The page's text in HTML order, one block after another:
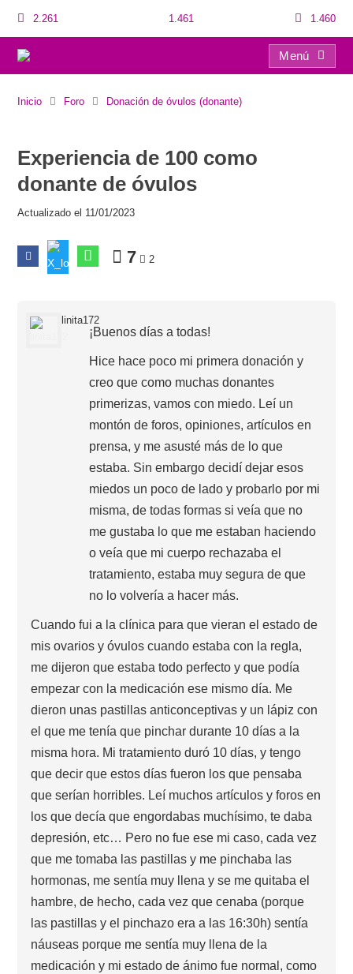
2.261 1.461 1.460
Menú
Inicio Foro Donación de óvulos (donante)
Experiencia de 100 como
donante de óvulos
Actualizado el 11/01/2023
7 2
linita172
¡Buenos días a todas!
Hice hace poco mi primera donación y
creo que como muchas donantes
primerizas, vamos con miedo. Leí un
montón de foros, opiniones, artículos en
prensa, y me asusté más de lo que
estaba. Sin embargo decidí dejar esos
miedos un poco de lado y probarlo por mi
misma, de todas formas si veía que no
me gustaba lo que me estaban haciendo
o veía que mi cuerpo rechazaba el
tratamiento, estaba muy segura de que
no lo volvería a hacer más.
Cuando fui a la clínica para que vieran el estado de
mis ovarios y óvulos cuando estaba con la regla,
me dijeron que estaba todo perfecto y que podía
empezar con la medicación ese mismo día. Me
dieron unas pastillas anticonceptivas y un lápiz con
el que me tenía que pinchar durante 10 días a la
misma hora. Mi tratamiento duró 10 días, y tengo
que decir que estos días fueron los que pensaba
que serían horribles. Leí muchos artículos y foros en
los que decía que engordabas muchísimo, te daba
depresión, etc… Pero no fue ese mi caso, cada vez
que me tomaba las pastillas y me pinchaba las
hormonas, me sentía muy llena y se me quitaba el
hambre, de hecho, cada vez que cenaba (porque
las pastillas y el pinchazo era a las 16:30h) sentía
náuseas porque me sentía muy llena de la
medicación y mi estado de ánimo fue normal, como